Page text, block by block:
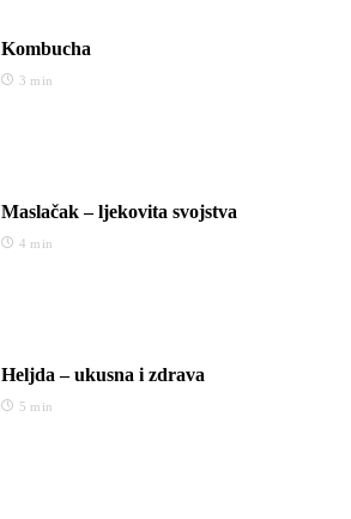
Kombucha
3 min
Maslačak – ljekovita svojstva
4 min
Heljda – ukusna i zdrava
5 min